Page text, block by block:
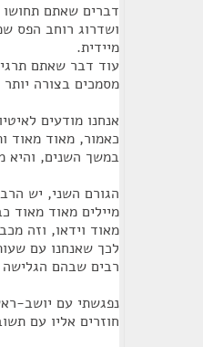
דברים שאתם
ושדרוג רוחב הפס
מיידית.
עוד דבר שאתם
מסמכים בצורה יותר
אנחנו מודעים
כאמור, מאוד מאוד
במשך השנים, והיא
מיילים מאוד מאוד
מאוד וידאו, וזה
לכך שאנחנו עם
רבים שבהם
נפגשתי עם יושב-
חוזרים אליו עם